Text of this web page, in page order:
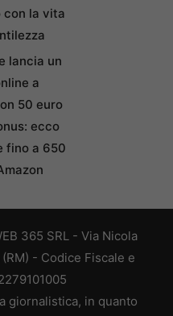
con la vita
lancia un
a
50 euro
ecco
fino a 650
365 SRL - Via Nicola
- Codice Fiscale e
giornalistica, in quanto